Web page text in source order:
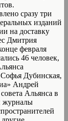
сразу три
изданий
на доставку
Дмитрия
февраля
46 человек,
Дубинская,
Андрей
Альянса в
журналы